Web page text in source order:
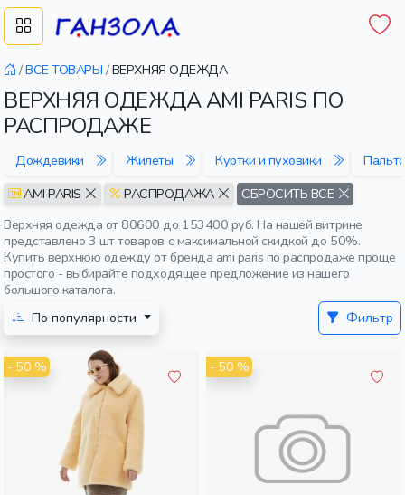
/ВСЕ ТОВАРЫ /ВЕРХНЯЯ ОДЕЖДА
ВЕРХНЯЯ ОДЕЖДА AMI PARIS ПО
РАСПРОДАЖЕ
Дождевики Жилеты Куртки и пуховики
AMI PARIS
РАСПРОДАЖА
СБРОСИТЬ ВСЕ
Верхняя одежда от 80600 до 153400 руб. На нашей витрине
представлено 3 шт товаров с максимальной скидкой до 50%.
Купить верхнюю одежду от бренда ami paris по распродаже проще
простого - выбирайте подходящее предложение из нашего
большого каталога.
По популярности
Фильтр
- 50 % - 50 %